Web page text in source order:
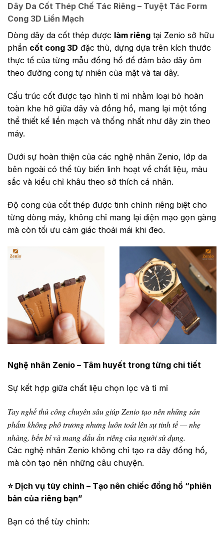
Dây Da Cốt Thép Chế Tác Riêng – Tuyệt Tác Form
Cong 3D Liền Mạch
Dòng dây da cốt thép được làm riêng tại Zenio sở hữu
phần cốt cong 3D đặc thù, dựng dựa trên kích thước
thực tế của từng mẫu đồng hồ để đảm bảo dây ôm
theo đường cong tự nhiên của mặt và tai dây.
Cấu trúc cốt được tạo hình tỉ mỉ nhằm loại bỏ hoàn
toàn khe hở giữa dây và đồng hồ, mang lại một tổng
thể thiết kế liền mạch và thống nhất như dây zin theo
máy.
Dưới sự hoàn thiện của các nghệ nhân Zenio, lớp da
bên ngoài có thể tùy biến linh hoạt về chất liệu, màu
sắc và kiểu chỉ khâu theo sở thích cá nhân.
Độ cong của cốt thép được tinh chỉnh riêng biệt cho
từng dòng máy, không chỉ mang lại diện mạo gọn gàng
mà còn tối ưu cảm giác thoải mái khi đeo.
Nghệ nhân Zenio – Tâm huyết trong từng chi tiết
Sự kết hợp giữa chất liệu chọn lọc và tỉ mỉ
Tay nghề thủ công chuyên sâu giúp Zenio tạo nên những sản
phẩm không phô trương nhưng luôn toát lên sự tinh tế — nhẹ
nhàng, bền bỉ và mang dấu ấn riêng của người sử dụng.
Các nghệ nhân Zenio không chỉ tạo ra dây đồng hồ,
mà còn tạo nên những câu chuyện.
⭐ Dịch vụ tùy chỉnh – Tạo nên chiếc đồng hồ “phiên
bản của riêng bạn”
Bạn có thể tùy chỉnh: